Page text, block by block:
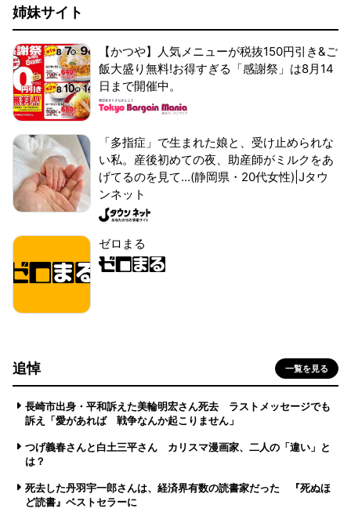
姉妹サイト
【かつや】人気メニューが税抜150円引き&ご
飯大盛り無料!お得すぎる「感謝祭」は8月14
日まで開催中。
「多指症」で生まれた娘と、受け止められな
い私。産後初めての夜、助産師がミルクをあ
げてるのを見て...(静岡県・20代女性)|Jタウ
ンネット
ゼロまる
追悼 一覧を見る
長崎市出身・平和訴えた美輪明宏さん死去 ラストメッセージでも
訴え「愛があれば 戦争なんか起こりません」
つげ義春さんと白土三平さん カリスマ漫画家、二人の「違い」と
は？
死去した丹羽宇一郎さんは、経済界有数の読書家だった 『死ぬほ
ど読書』ベストセラーに